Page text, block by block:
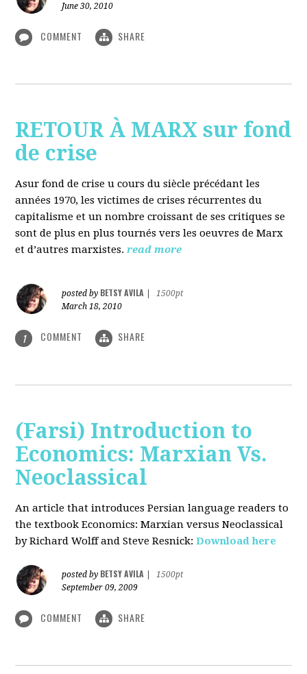
June 30, 2010
COMMENT SHARE
RETOUR À MARX sur fond
de crise
Asur fond de crise u cours du siècle précédant les
années 1970, les victimes de crises récurrentes du
capitalisme et un nombre croissant de ses critiques se
sont de plus en plus tournés vers les oeuvres de Marx
et d’autres marxistes. read more
posted by BETSY AVILA
1500pt
March 18, 2010
1 COMMENT SHARE
(Farsi) Introduction to
Economics: Marxian Vs.
Neoclassical
An article that introduces Persian language readers to
the textbook Economics: Marxian versus Neoclassical
by Richard Wolff and Steve Resnick:Download here
posted by BETSY AVILA
1500pt
September 09, 2009
COMMENT SHARE